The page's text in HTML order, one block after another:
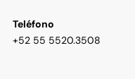
Teléfono
+52 55 5520.3508